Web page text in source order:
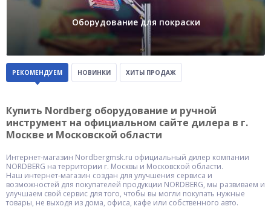
Оборудование для покраски
РЕКОМЕНДУЕМ НОВИНКИ ХИТЫ ПРОДАЖ
Купить Nordberg оборудование и ручной
инструмент на официальном сайте дилера в г.
Москве и Московской области
Интернет-магазин Nordbergmsk.ru официальный дилер компании
NORDBERG на территории г. Москвы и Московской области.
Наш интернет-магазин создан для улучшения сервиса и
возможностей для покупателей продукции NORDBERG, мы развиваем и
улучшаем свой сервис для того, чтобы вы могли покупать нужные
товары, не выходя из дома, офиса, кафе или собственного авто.